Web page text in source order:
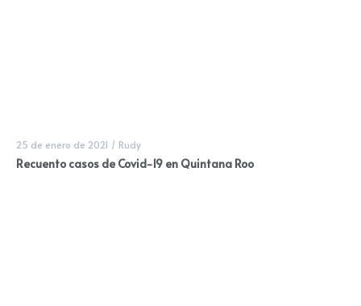
25 de enero de 2021 / Rudy
Recuento casos de Covid-19 en Quintana Roo